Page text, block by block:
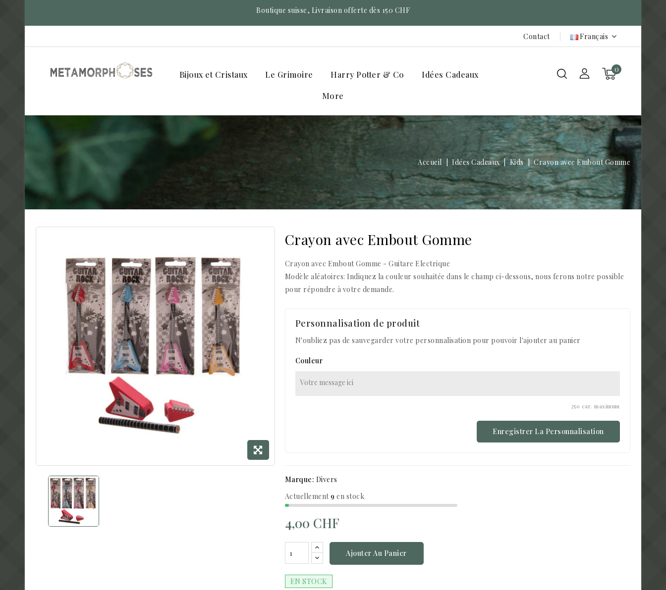
Boutique suisse, Livraison offerte dès 150 CHF
Contact Français
0
Bijoux et Cristaux Le Grimoire Harry Potter & Co Idées Cadeaux
More
Accueil Idées Cadeaux Kids Crayon avec Embout Gomme
Crayon avec Embout Gomme
Crayon avec Embout Gomme - Guitare Electrique
Modèle aléatoires: Indiquez la couleur souhaitée dans le champ ci-dessous, nous ferons notre possible
pour répondre à votre demande.
Personnalisation de produit
N'oubliez pas de sauvegarder votre personnalisation pour pouvoir l'ajouter au panier
Couleur
250 car. maximum
Enregistrer La Personnalisation
Marque: Divers
Actuellement9 en stock
4,00 CHF
Ajouter Au Panier
EN STOCK